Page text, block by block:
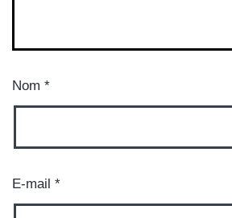
Nom *
E-mail *